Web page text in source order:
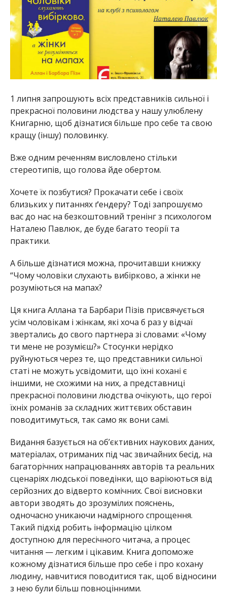
1 липня запрошують всіх представників сильної і
прекрасної половини людства у нашу улюблену
Книгарню, щоб дізнатися більше про себе та свою
кращу (іншу) половинку.
Вже одним реченням висловлено стільки
стереотипів, що голова йде обертом.
Хочете їх позбутися? Прокачати себе і своїх
близьких у питаннях ґендеру? Тоді запрошуємо
вас до нас на безкоштовний тренінг з психологом
Наталею Павлюк, де буде багато теорії та
практики.
А більше дізнатися можна, прочитавши книжку
“Чому чоловіки слухають вибірково, а жінки не
розуміються на мапах?
Ця книга Аллана та Барбари Пізів присвячується
усім чоловікам і жінкам, які хоча б раз у відчаї
звертались до свого партнера зі словами: «Чому
ти мене не розумієш?» Стосунки нерідко
руйнуються через те, що представники сильної
статі не можуть усвідомити, що їхні кохані є
іншими, не схожими на них, а представниці
прекрасної половини людства очікують, що герої
їхніх романів за складних життєвих обставин
поводитимуться, так само як вони самі.
Видання базується на об’єктивних наукових даних,
матеріалах, отриманих під час звичайних бесід, на
багаторічних напрацюваннях авторів та реальних
сценаріях людської поведінки, що варіюються від
серйозних до відверто комічних. Свої висновки
автори зводять до зрозумілих пояснень,
одночасно уникаючи надмірного спрощення.
Такий підхід робить інформацію цілком
доступною для пересічного читача, а процес
читання — легким і цікавим. Книга допоможе
кожному дізнатися більше про себе і про кохану
людину, навчитися поводитися так, щоб відносини
з нею були більш повноцінними.